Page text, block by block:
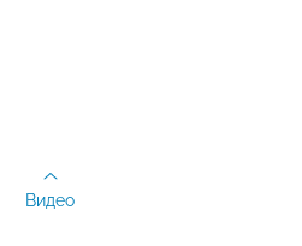
Видео